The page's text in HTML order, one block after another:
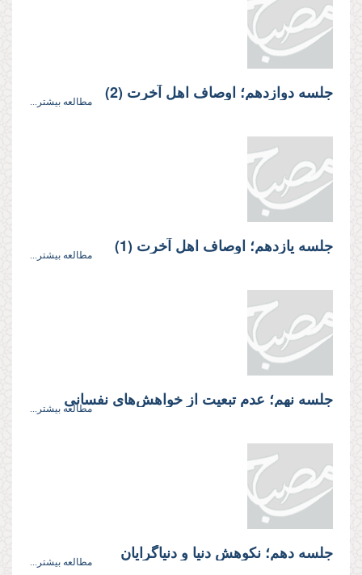
جلسه دوازدهم؛ اوصاف اهل آخرت (2) مطالعه بیشتر...
جلسه يازدهم؛ اوصاف اهل آخرت (1) مطالعه بیشتر...
جلسه نهم؛ عدم تبعيت از خواهش‌های نفسانىمطالعه بیشتر...
جلسه دهم؛ نكوهش دنيا و دنياگرايان مطالعه بیشتر...